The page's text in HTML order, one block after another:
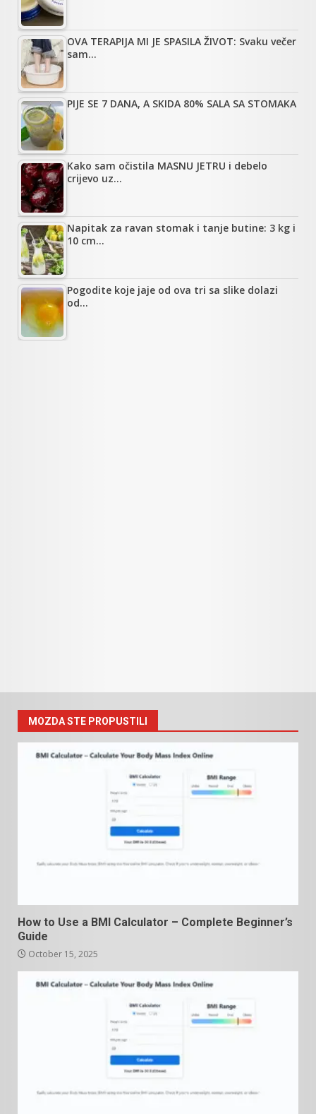
OVA TERAPIJA MI JE SPASILA ŽIVOT: Svaku večer
sam…
PIJE SE 7 DANA, A SKIDA 80% SALA SA STOMAKA
Kako sam očistila MASNU JETRU i debelo
crijevo uz…
Napitak za ravan stomak i tanje butine: 3 kg i
10 cm…
Pogodite koje jaje od ova tri sa slike dolazi
od…
MOZDA STE PROPUSTILI
How to Use a BMI Calculator – Complete Beginner’s
Guide
October 15, 2025